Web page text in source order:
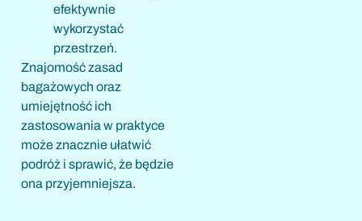
efektywnie
wykorzystać
przestrzeń.
Znajomość zasad
bagażowych oraz
umiejętność ich
zastosowania w praktyce
może znacznie ułatwić
podróż i sprawić, że będzie
ona przyjemniejsza.